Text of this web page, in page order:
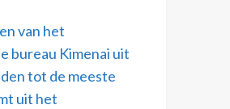
van het
bureau Kimenai uit
tot de meeste
uit het